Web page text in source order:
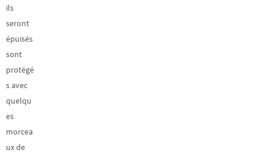
ils
seront
épuisés
sont
protégé
s avec
quelqu
es
morcea
ux de